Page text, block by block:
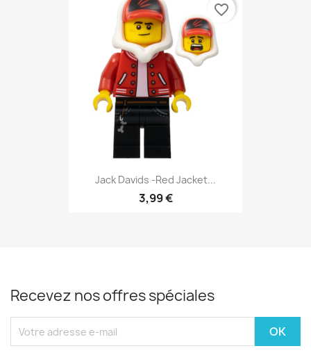
Jack Davids -Red Jacket...
3,99 €
favorite_border
Recevez nos offres spéciales